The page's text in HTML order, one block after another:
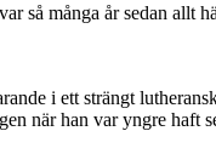
så många år sedan allt
i ett strängt
när han var yngre haft